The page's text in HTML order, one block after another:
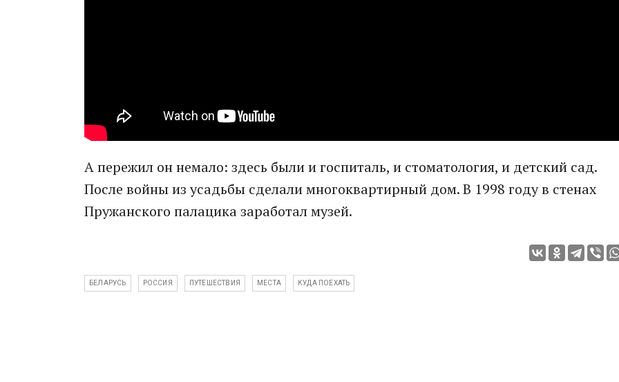
А пережил он немало: здесь были и госпиталь, и стоматология, и детский сад.
После войны из усадьбы сделали многоквартирный дом. В 1998 году в стенах
Пружанского палацика заработал музей.
БЕЛАРУСЬ РОССИЯ ПУТЕШЕСТВИЯ МЕСТА КУДА ПОЕХАТЬ